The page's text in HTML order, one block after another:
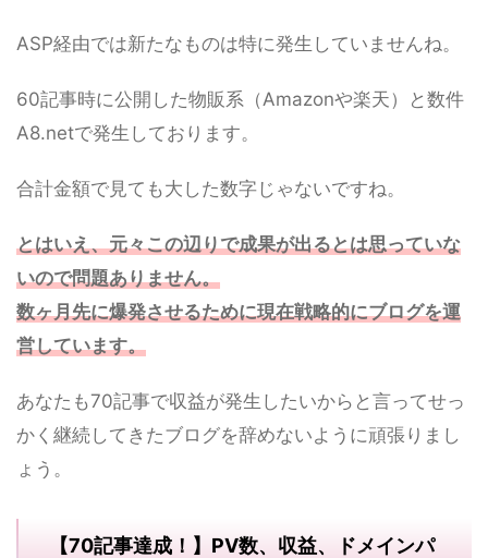
ASP経由では新たなものは特に発生していませんね。
60記事時に公開した物販系（Amazonや楽天）と数件
A8.netで発生しております。
合計金額で見ても大した数字じゃないですね。
とはいえ、元々この辺りで成果が出るとは思っていな
いので問題ありません。
数ヶ月先に爆発させるために現在戦略的にブログを運
営しています。
あなたも70記事で収益が発生したいからと言ってせっ
かく継続してきたブログを辞めないように頑張りまし
ょう。
【70記事達成！】PV数、収益、ドメインパ